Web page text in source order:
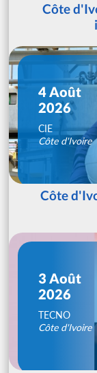
Côte
4 Août
2026
CIE
Côte d'Ivoire
Côte
3 Août
2026
TECNO
Côte d'Ivoire